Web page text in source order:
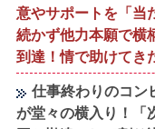
意やサポートを「当
続かず他力本願で横
到達！情で助けてき
仕事終わりのコン
が堂々の横入り！「